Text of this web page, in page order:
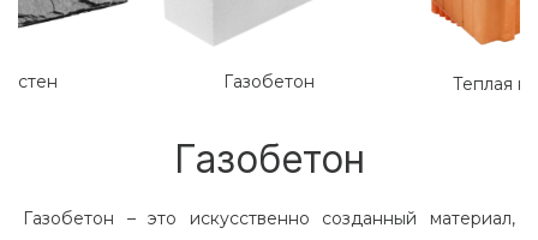
Газобетон Теплая
Газобетон
Газобетон – это искусственно созданный материал,